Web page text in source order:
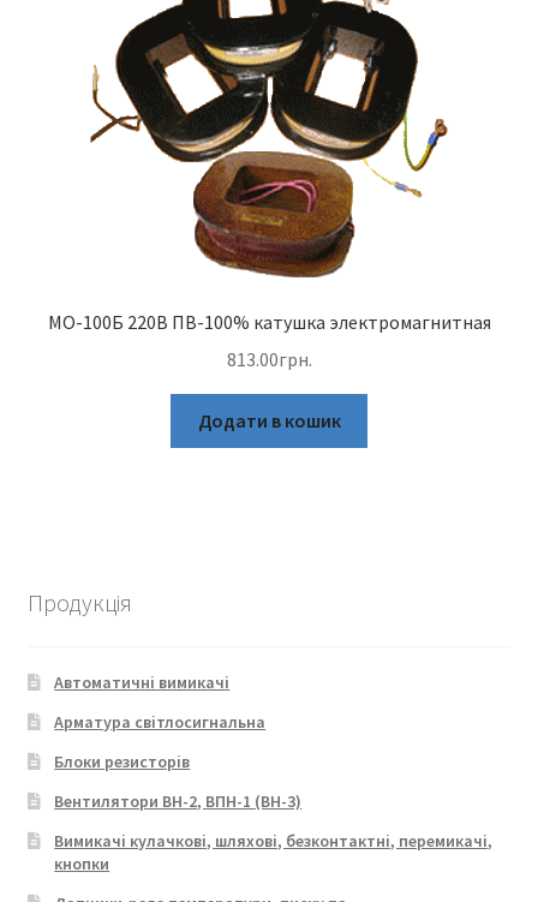
МО-100Б 220В ПВ-100% катушка электромагнитная
813.00грн.
Додати в кошик
Продукція
Автоматичні вимикачі
Арматура світлосигнальна
Блоки резисторів
Вентилятори ВН-2, ВПН-1 (ВН-3)
Вимикачі кулачкові, шляхові, безконтактні, перемикачі,
кнопки